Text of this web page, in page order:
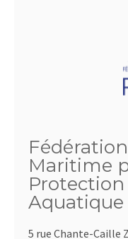
Maritime
Aquatique
5 rue Chante-Caille